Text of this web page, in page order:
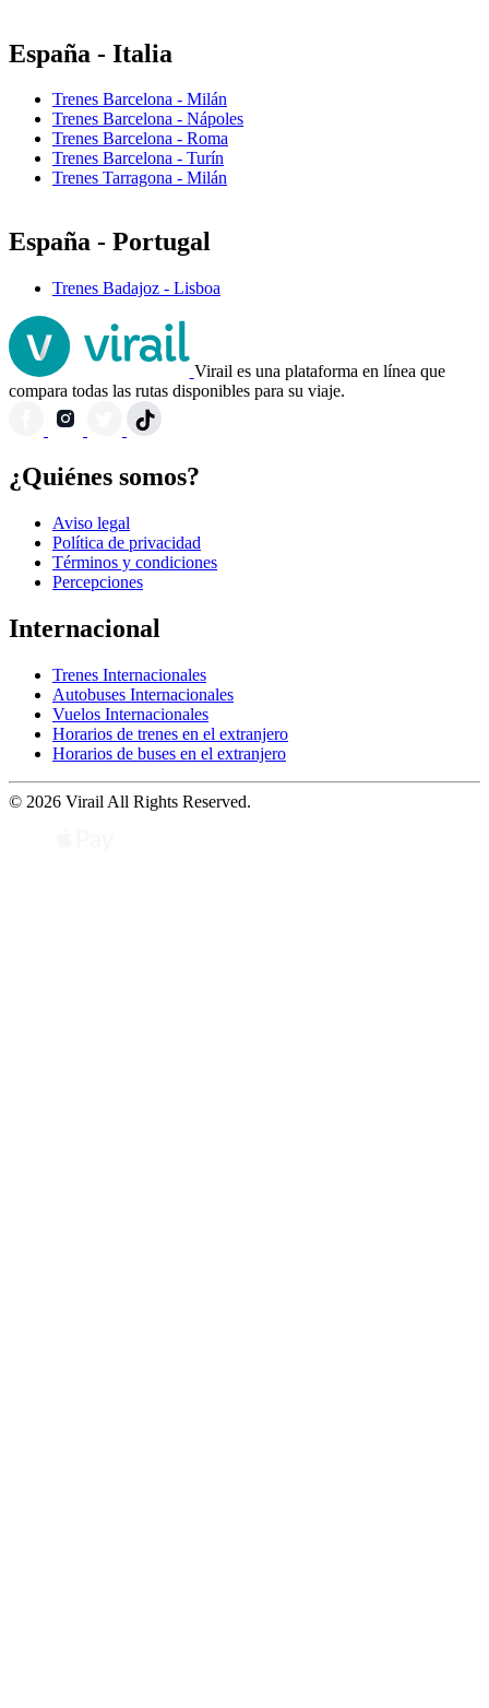
España - Italia
Trenes Barcelona - Milán
Trenes Barcelona - Nápoles
Trenes Barcelona - Roma
Trenes Barcelona - Turín
Trenes Tarragona - Milán
España - Portugal
Trenes Badajoz - Lisboa
Virail es una plataforma en línea que
compara todas las rutas disponibles para su viaje.
¿Quiénes somos?
Aviso legal
Política de privacidad
Términos y condiciones
Percepciones
Internacional
Trenes Internacionales
Autobuses Internacionales
Vuelos Internacionales
Horarios de trenes en el extranjero
Horarios de buses en el extranjero
© 2026 Virail All Rights Reserved.